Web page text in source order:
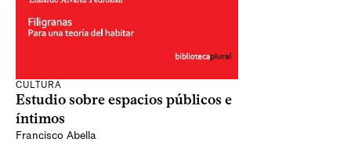
CULTURA
Estudio sobre espacios públicos e
íntimos
Francisco Abella